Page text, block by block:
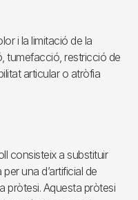
i la limitació de la
tumefacció, restricció de
articular o atròfia
consisteix a substituir
una d’artificial de
pròtesi. Aquesta pròtesi